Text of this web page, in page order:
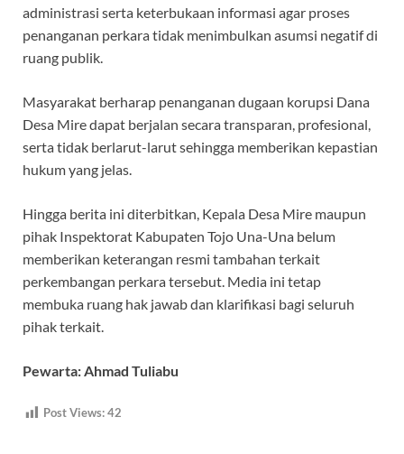
administrasi serta keterbukaan informasi agar proses
penanganan perkara tidak menimbulkan asumsi negatif di
ruang publik.
Masyarakat berharap penanganan dugaan korupsi Dana
Desa Mire dapat berjalan secara transparan, profesional,
serta tidak berlarut-larut sehingga memberikan kepastian
hukum yang jelas.
Hingga berita ini diterbitkan, Kepala Desa Mire maupun
pihak Inspektorat Kabupaten Tojo Una-Una belum
memberikan keterangan resmi tambahan terkait
perkembangan perkara tersebut. Media ini tetap
membuka ruang hak jawab dan klarifikasi bagi seluruh
pihak terkait.
Pewarta: Ahmad Tuliabu
Post Views:42